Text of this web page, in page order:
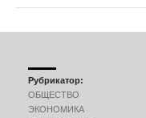
Рубрикатор:
ОБЩЕСТВО
ЭКОНОМИКА